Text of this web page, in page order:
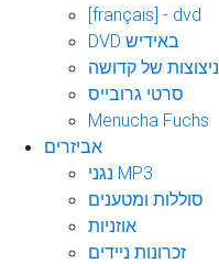
[français] - dvd
DVD באידיש
ניצוצות של קדושה
סרטי גרובייס
Menucha Fuchs
אביזרים
נגני MP3
סוללות ומטענים
אוזניות
זכרונות ניידים